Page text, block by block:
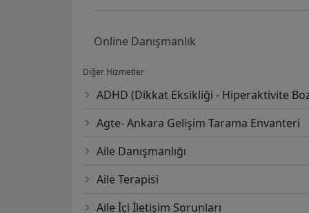
• Yönetici Koçluğu
• Çocuklarının Gelişimsel Süreçlerini
eğitimi, sağlıklı uyku ve beslenme
• Ebeveynlik tutumları; aile içi pozitif
becerilerinin geliştirilmesi
• Zorlu Yaşam Olayları (boşanma, taşınma,
Katıldığı Eğitimler:
• Borderline Kişilik Bozukluğu ve EMDR
Çetinkaya, Febris Eğitim ve Danışmanlık
Online Danışmanlık
Diğer Hizmetler
ADHD (Dikkat Eksikliği - Hiperaktivite
Agte- Ankara Gelişim Tarama Envanteri
Aile Danışmanlığı
Aile Terapisi
Aile İçi İletişim Sorunları